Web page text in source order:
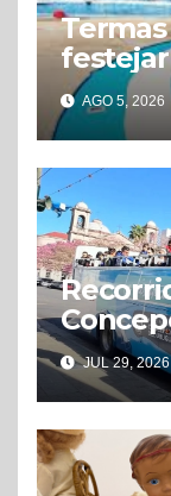
AGO 5, 2026
JUL 29, 2026